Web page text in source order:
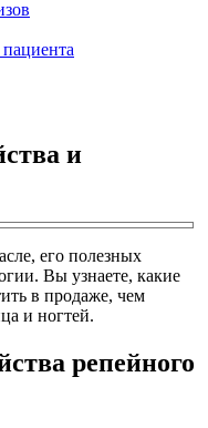
и
его полезных
Вы узнаете, какие
в продаже, чем
и ногтей.
репейного